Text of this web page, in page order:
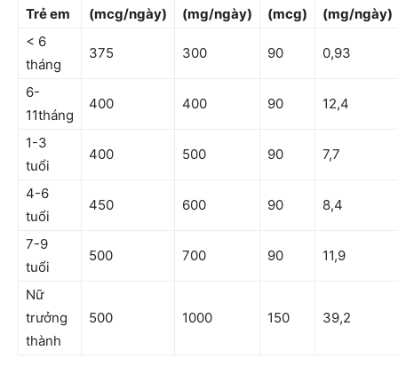
Trẻ em
(mcg/ngày)
(mg/ngày)
(mcg)
(mg/ngày)
< 6
tháng
375 300 90 0,93
6-
11tháng
400 400 90 12,4
1-3
tuổi
400 500 90 7,7
4-6
tuổi
450 600 90 8,4
7-9
tuổi
500 700 90 11,9
Nữ
trưởng
thành
500 1000 150 39,2